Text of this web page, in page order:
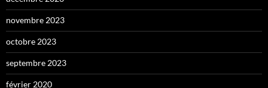
novembre 2023
octobre 2023
septembre 2023
février 2020